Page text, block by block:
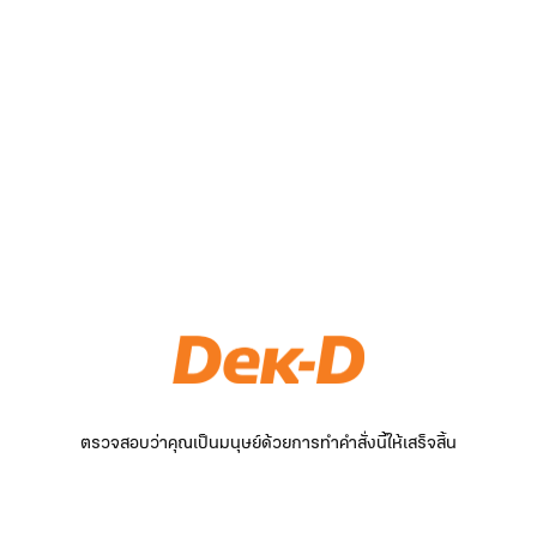
ตรวจสอบว่าคุณเป็นมนุษย์ด้วยการทำคำสั่งนี้ให้เสร็จสิ้น